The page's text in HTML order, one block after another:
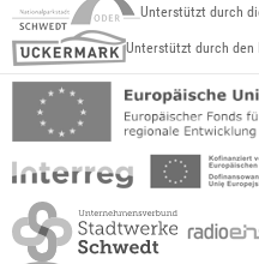
Unterstützt durch
Unterstützt durch den